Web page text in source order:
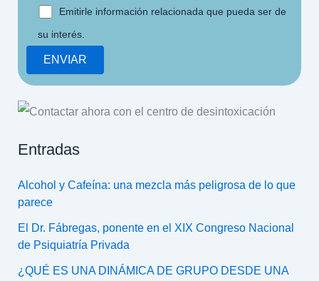
Emitirle información relacionada que pueda ser de
su interés.
Entradas
Alcohol y Cafeína: una mezcla más peligrosa de lo que
parece
El Dr. Fábregas, ponente en el XIX Congreso Nacional
de Psiquiatría Privada
¿QUÉ ES UNA DINÁMICA DE GRUPO DESDE UNA